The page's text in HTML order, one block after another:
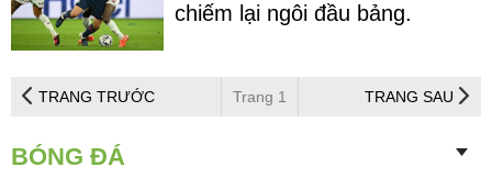
chiếm lại ngôi đầu bảng.
TRANG TRƯỚC Trang 1 TRANG SAU
BÓNG ĐÁ